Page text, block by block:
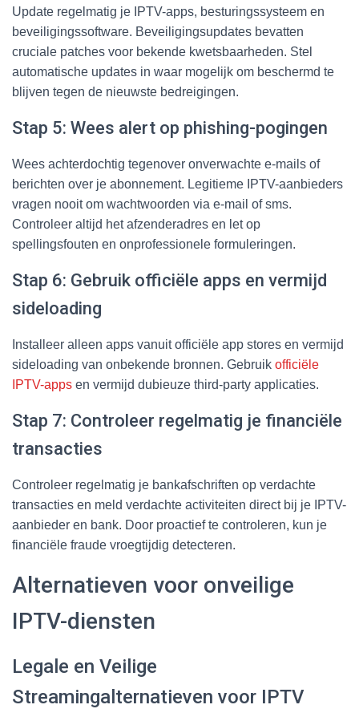
Update regelmatig je IPTV-apps, besturingssysteem en
beveiligingssoftware. Beveiligingsupdates bevatten
cruciale patches voor bekende kwetsbaarheden. Stel
automatische updates in waar mogelijk om beschermd te
blijven tegen de nieuwste bedreigingen.
Stap 5: Wees alert op phishing-pogingen
Wees achterdochtig tegenover onverwachte e-mails of
berichten over je abonnement. Legitieme IPTV-aanbieders
vragen nooit om wachtwoorden via e-mail of sms.
Controleer altijd het afzenderadres en let op
spellingsfouten en onprofessionele formuleringen.
Stap 6: Gebruik officiële apps en vermijd
sideloading
Installeer alleen apps vanuit officiële app stores en vermijd
sideloading van onbekende bronnen. Gebruik officiële
IPTV-apps en vermijd dubieuze third-party applicaties.
Stap 7: Controleer regelmatig je financiële
transacties
Controleer regelmatig je bankafschriften op verdachte
transacties en meld verdachte activiteiten direct bij je IPTV-
aanbieder en bank. Door proactief te controleren, kun je
financiële fraude vroegtijdig detecteren.
Alternatieven voor onveilige
IPTV-diensten
Legale en Veilige
Streamingalternatieven voor IPTV